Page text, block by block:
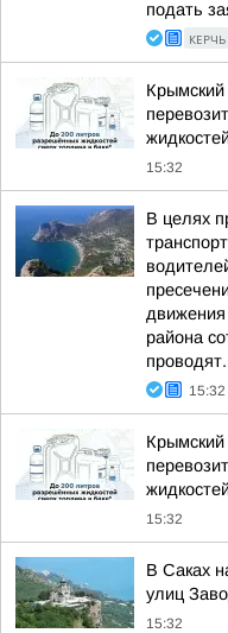
подать
КЕРЧЬ
15:32
В целях
района
15:32
15:32
В Саках
улиц
15:32